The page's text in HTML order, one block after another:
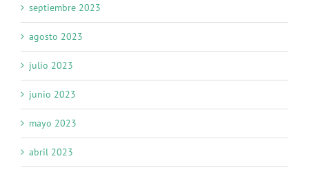
septiembre 2023
agosto 2023
julio 2023
junio 2023
mayo 2023
abril 2023